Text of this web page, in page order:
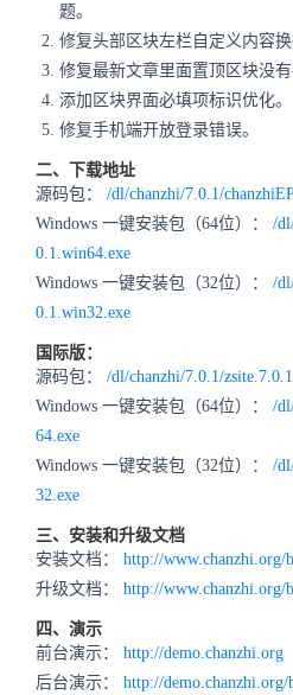
题。
修复头部区块左栏自定义内容换
修复最新文章里面置顶区块没有
添加区块界面必填项标识优化。
修复手机端开放登录错误。
二、下载地址
源码包： /dl/chanzhi/7.0.1/
Windows 一键安装包（64位）： /
0.1.win64.exe
Windows 一键安装包（32位）： /
0.1.win32.exe
国际版：
源码包： /dl/chanzhi/7.0.1/
Windows 一键安装包（64位）： /
64.exe
Windows 一键安装包（32位）： /
32.exe
三、安装和升级文档
安装文档：
http://www.chanzhi.org/
升级文档：
http://www.chanzhi.org/
四、演示
前台演示：
http://demo.chanzhi.org
后台演示： http://demo.chanzhi.org/